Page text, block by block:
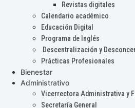
Revistas digitales
Calendario académico
Educación Digital
Programa de Inglés
Descentralización y
Prácticas Profesionales
Bienestar
Administrativo
Vicerrectora Administrativa y
Secretaría General